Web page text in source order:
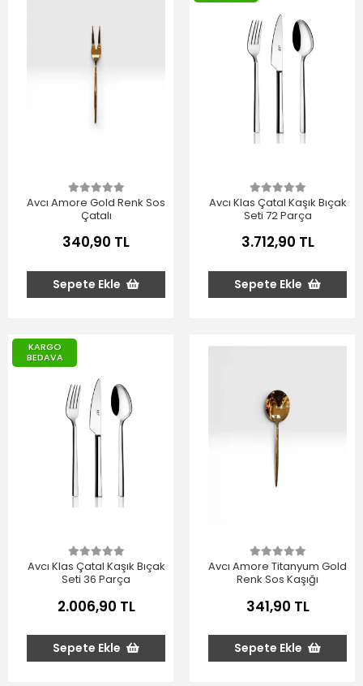
Avcı Amore Gold Renk Sos
Çatalı
340,90 TL
Sepete Ekle
Avcı Klas Çatal Kaşık Bıçak
Seti 72 Parça
3.712,90 TL
Sepete Ekle
KARGO
BEDAVA
Avcı Klas Çatal Kaşık Bıçak
Seti 36 Parça
2.006,90 TL
Sepete Ekle
Avcı Amore Titanyum Gold
Renk Sos Kaşığı
341,90 TL
Sepete Ekle